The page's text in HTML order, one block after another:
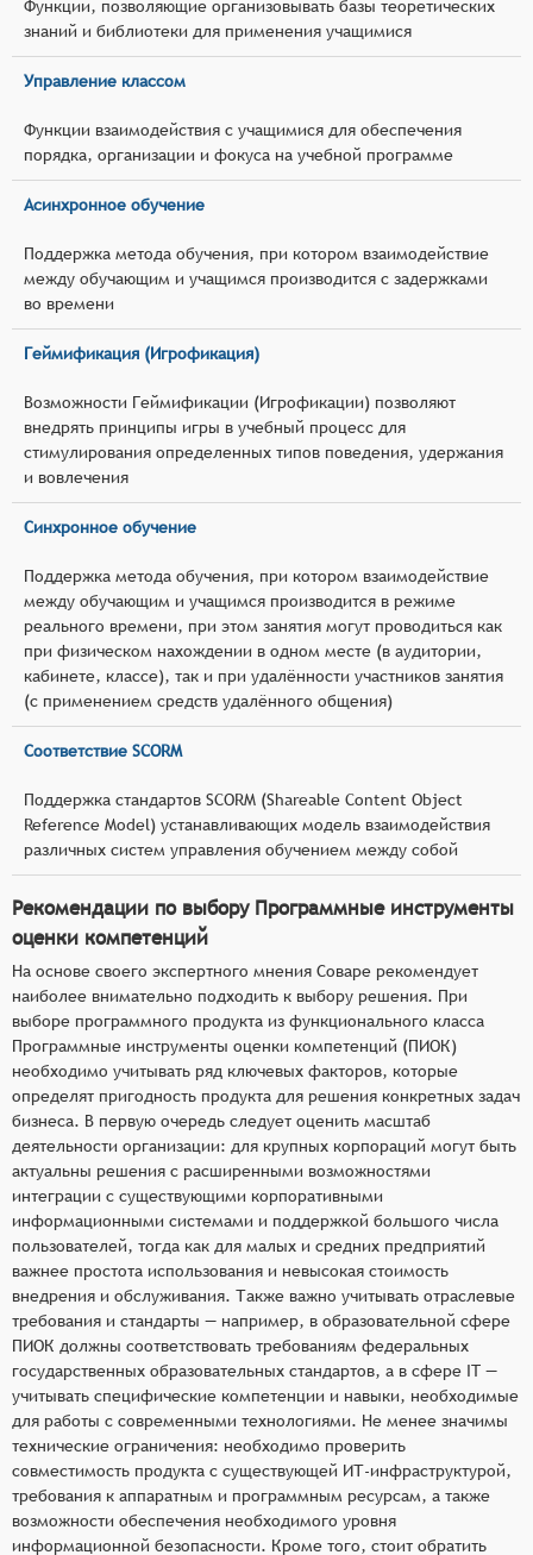
Функции, позволяющие организовывать базы теоретических
знаний и библиотеки для применения учащимися
Управление классом
Функции взаимодействия с учащимися для обеспечения
порядка, организации и фокуса на учебной программе
Асинхронное обучение
Поддержка метода обучения, при котором взаимодействие
между обучающим и учащимся производится с задержками
во времени
Геймификация (Игрофикация)
Возможности Геймификации (Игрофикации) позволяют
внедрять принципы игры в учебный процесс для
стимулирования определенных типов поведения, удержания
и вовлечения
Синхронное обучение
Поддержка метода обучения, при котором взаимодействие
между обучающим и учащимся производится в режиме
реального времени, при этом занятия могут проводиться как
при физическом нахождении в одном месте (в аудитории,
кабинете, классе), так и при удалённости участников занятия
(с применением средств удалённого общения)
Соответствие SCORM
Поддержка стандартов SCORM (Shareable Content Object
Reference Model) устанавливающих модель взаимодействия
различных систем управления обучением между собой
Рекомендации по выбору Программные инструменты
оценки компетенций
На основе своего экспертного мнения Соваре рекомендует
наиболее внимательно подходить к выбору решения. При
выборе программного продукта из функционального класса
Программные инструменты оценки компетенций (ПИОК)
необходимо учитывать ряд ключевых факторов, которые
определят пригодность продукта для решения конкретных задач
бизнеса. В первую очередь следует оценить масштаб
деятельности организации: для крупных корпораций могут быть
актуальны решения с расширенными возможностями
интеграции с существующими корпоративными
информационными системами и поддержкой большого числа
пользователей, тогда как для малых и средних предприятий
важнее простота использования и невысокая стоимость
внедрения и обслуживания. Также важно учитывать отраслевые
требования и стандарты — например, в образовательной сфере
ПИОК должны соответствовать требованиям федеральных
государственных образовательных стандартов, а в сфере IT —
учитывать специфические компетенции и навыки, необходимые
для работы с современными технологиями. Не менее значимы
технические ограничения: необходимо проверить
совместимость продукта с существующей ИТ-инфраструктурой,
требования к аппаратным и программным ресурсам, а также
возможности обеспечения необходимого уровня
информационной безопасности. Кроме того, стоит обратить